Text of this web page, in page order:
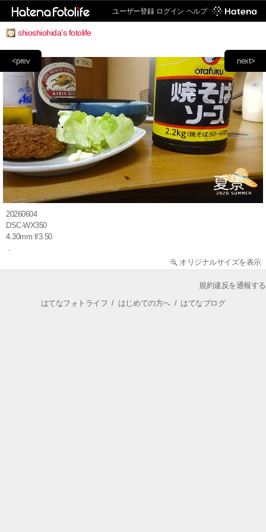
ユーザー登録 ログイン ヘルプ
shioshiohida's fotolife
next>
<prev
20260604
DSC-WX350
4.30mm f/3.50
オリジナルサイズを表示
規約違反を通報する
はてなフォトライフ / はじめての方へ/ はてなブログ